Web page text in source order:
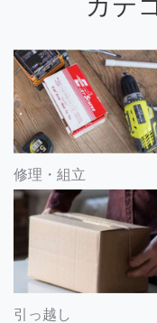
カテ
修理・組立
引っ越し